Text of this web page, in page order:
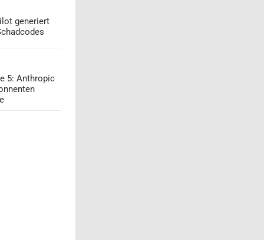
generiert
5: Anthropic